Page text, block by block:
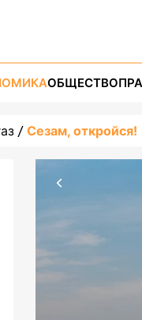
ОБЩЕСТВО
Сезам, откройся!